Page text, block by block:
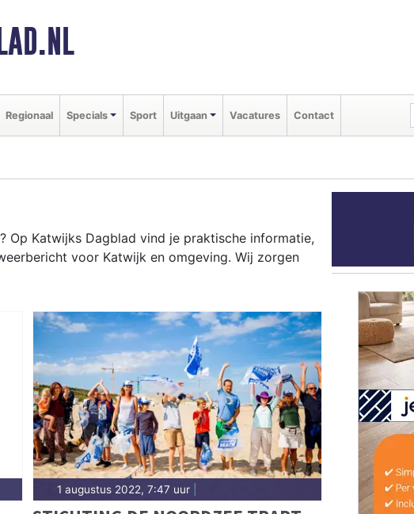
Regionaal Specials Sport Uitgaan Vacatures Contact
Op Katwijks Dagblad vind je praktische informatie,
voor Katwijk en omgeving. Wij zorgen
tot evenementen als de Boulevard van Katwijk en
1 augustus 2022, 7:47 uur|